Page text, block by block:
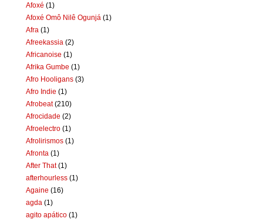
Afoxé (1)
Afoxé Omô Nilê Ogunjá (1)
Afra (1)
Afreekassia (2)
Africanoise (1)
Afrika Gumbe (1)
Afro Hooligans (3)
Afro Indie (1)
Afrobeat (210)
Afrocidade (2)
Afroelectro (1)
Afrolirismos (1)
Afronta (1)
After That (1)
afterhourless (1)
Againe (16)
agda (1)
agito apático (1)